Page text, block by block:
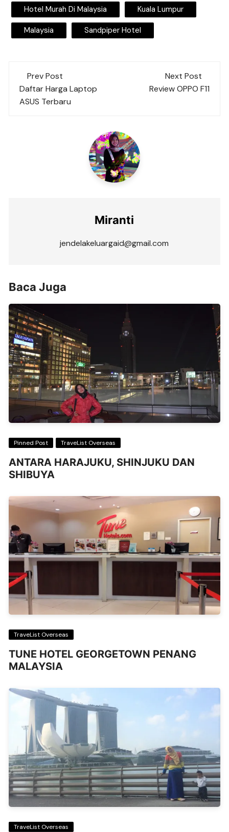
Hotel Murah Di Malaysia Kuala Lumpur
Malaysia Sandpiper Hotel
Post
navigation
Prev Post
Daftar Harga Laptop
ASUS Terbaru
Next Post
Review OPPO F11
Miranti
jendelakeluargaid@gmail.com
Baca Juga
Pinned Post TraveList Overseas
ANTARA HARAJUKU, SHINJUKU DAN
SHIBUYA
TraveList Overseas
TUNE HOTEL GEORGETOWN PENANG
MALAYSIA
TraveList Overseas